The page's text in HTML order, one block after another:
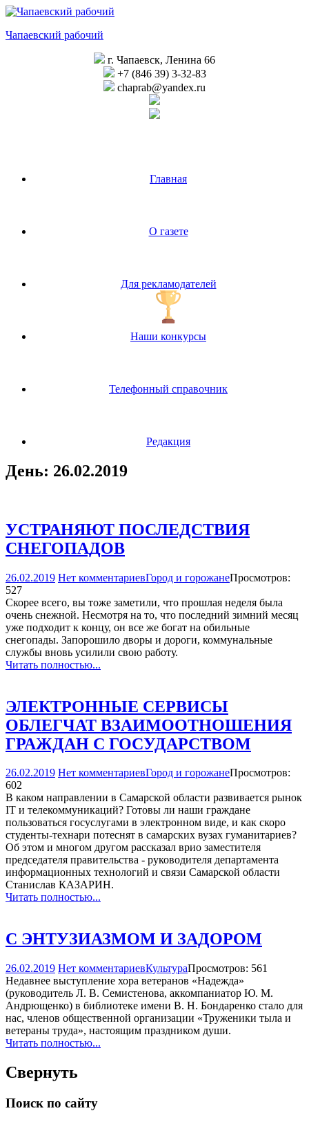
Перейти
содержимому
Чапаевский рабочий
г. Чапаевск, Ленина 66
+7 (846 39) 3-32-83
chaprab@yandex.ru
Главная
О газете
Для рекламодателей
Наши конкурсы
Телефонный справочник
Редакция
День: 26.02.2019
УСТРАНЯЮТ ПОСЛЕДСТВИЯ
СНЕГОПАДОВ
26.02.2019 Нет комментариевГород и горожанеПросмотров:
527
Скорее всего, вы тоже заметили, что прошлая неделя была
очень снежной. Несмотря на то, что последний зимний месяц
уже подходит к концу, он все же богат на обильные
снегопады. Запорошило дворы и дороги, коммунальные
службы вновь усилили свою работу.
Читать полностью...
ЭЛЕКТРОННЫЕ СЕРВИСЫ
ОБЛЕГЧАТ ВЗАИМООТНОШЕНИЯ
ГРАЖДАН С ГОСУДАРСТВОМ
26.02.2019 Нет комментариевГород и горожанеПросмотров:
602
В каком направлении в Самарской области развивается рынок
IT и телекоммуникаций? Готовы ли наши граждане
пользоваться госуслугами в электронном виде, и как скоро
студенты-технари потеснят в самарских вузах гуманитариев?
Об этом и многом другом рассказал врио заместителя
председателя правительства - руководителя департамента
информационных технологий и связи Самарской области
Станислав КАЗАРИН.
Читать полностью...
С ЭНТУЗИАЗМОМ И ЗАДОРОМ
26.02.2019 Нет комментариевКультураПросмотров: 561
Недавнее выступление хора ветеранов «Надежда»
(руководитель Л. В. Семистенова, аккомпаниатор Ю. М.
Андрющенко) в библиотеке имени В. Н. Бондаренко стало для
нас, членов общественной организации «Труженики тыла и
ветераны труда», настоящим праздником души.
Читать полностью...
Свернуть
Поиск по сайту